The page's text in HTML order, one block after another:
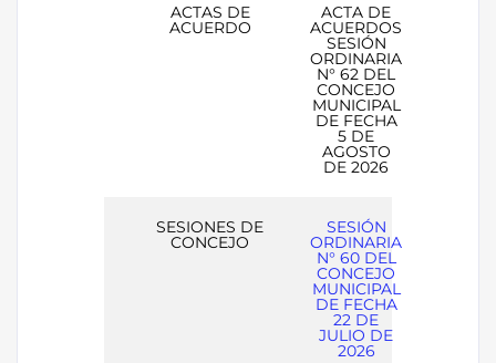
ACTAS DE
ACUERDO
ACTA DE
ACUERDOS
SESIÓN
ORDINARIA
N° 62 DEL
CONCEJO
MUNICIPAL
DE FECHA
5 DE
AGOSTO
DE 2026
SESIONES DE
CONCEJO
SESIÓN
ORDINARIA
N° 60 DEL
CONCEJO
MUNICIPAL
DE FECHA
22 DE
JULIO DE
2026